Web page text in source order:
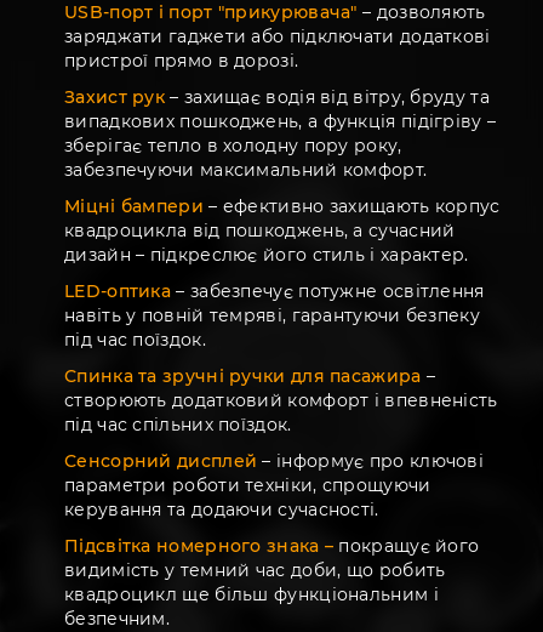
USB-порт і порт "прикурювача" – дозволяють
заряджати гаджети або підключати додаткові
пристрої прямо в дорозі.
Захист рук – захищає водія від вітру, бруду та
випадкових пошкоджень, а функція підігріву –
зберігає тепло в холодну пору року,
забезпечуючи максимальний комфорт.
Міцні бампери – ефективно захищають корпус
квадроцикла від пошкоджень, а сучасний
дизайн – підкреслює його стиль і характер.
LED-оптика – забезпечує потужне освітлення
навіть у повній темряві, гарантуючи безпеку
під час поїздок.
Спинка та зручні ручки для пасажира –
створюють додатковий комфорт і впевненість
під час спільних поїздок.
Сенсорний дисплей– інформує про ключові
параметри роботи техніки, спрощуючи
керування та додаючи сучасності.
Підсвітка номерного знака – покращує його
видимість у темний час доби, що робить
квадроцикл ще більш функціональним і
безпечним.